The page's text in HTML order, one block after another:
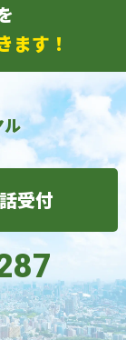
ます！
受付